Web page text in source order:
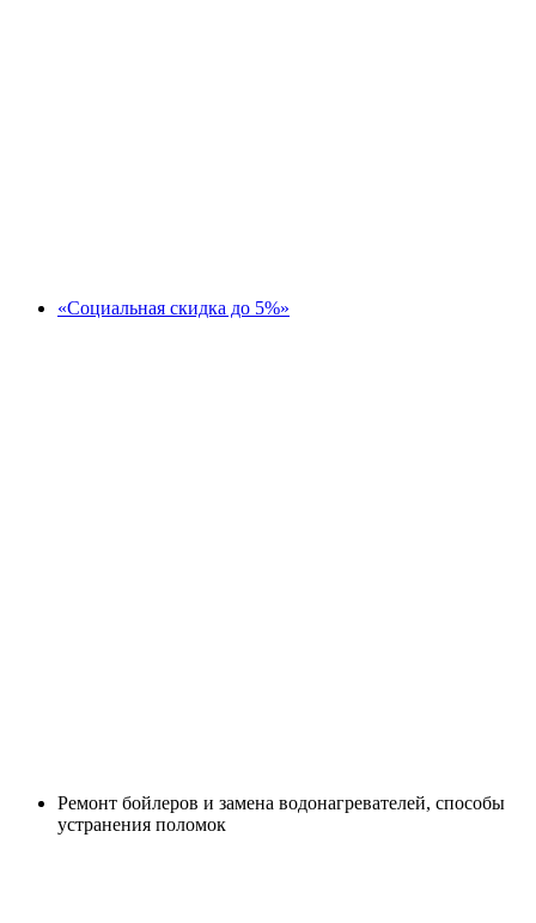
«Социальная скидка до 5%»
Ремонт бойлеров и замена водонагревателей, способы
устранения поломок